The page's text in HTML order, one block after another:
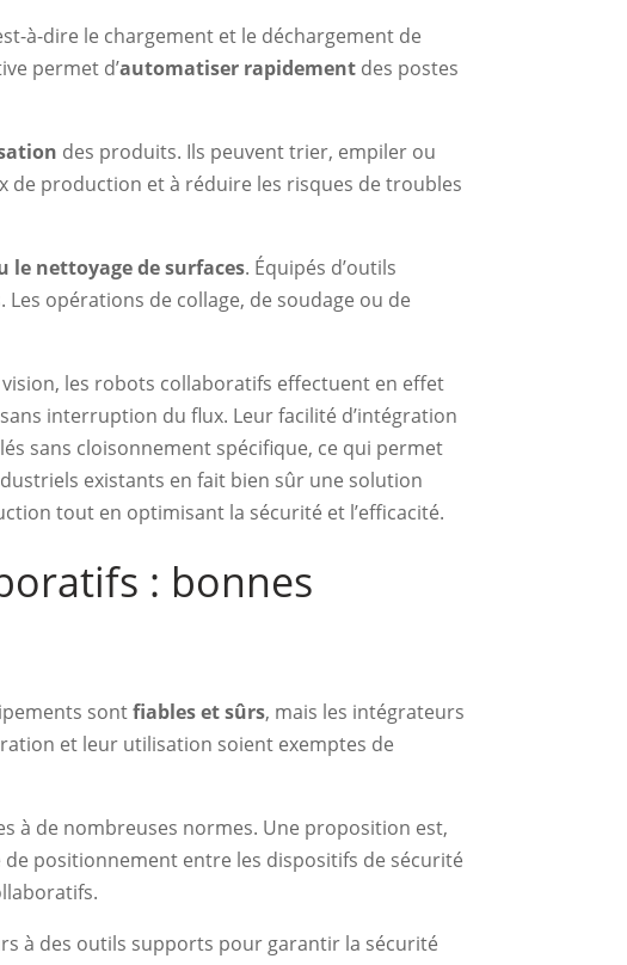
à-dire le chargement et le déchargement de
permet d’automatiser rapidement des postes
des produits. Ils peuvent trier, empiler ou
de production et à réduire les risques de troubles
le nettoyage de surfaces. Équipés d’outils
opérations de collage, de soudage ou de
les robots collaboratifs effectuent en effet
interruption du flux. Leur facilité d’intégration
sans cloisonnement spécifique, ce qui permet
existants en fait bien sûr une solution
tout en optimisant la sécurité et l’efficacité.
: bonnes
sontfiables et sûrs, mais les intégrateurs
et leur utilisation soient exemptes de
à de nombreuses normes. Une proposition est,
de positionnement entre les dispositifs de sécurité
à des outils supports pour garantir la sécurité